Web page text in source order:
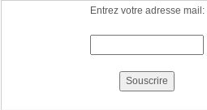
Entrez votre adresse mail: